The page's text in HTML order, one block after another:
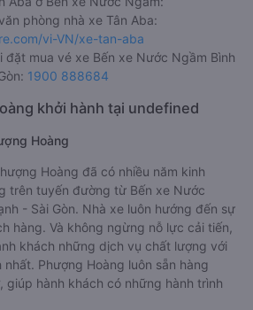
phòng nhà xe Tân Aba:
vi-VN/xe-tan-aba
đặt mua vé xe Bến xe Nước Ngầm Bình
1900 888684
khởi hành tại undefined
Hoàng
Hoàng đã có nhiều năm kinh
trên tuyến đường từ Bến xe Nước
- Sài Gòn. Nhà xe luôn hướng đến sự
hàng. Và không ngừng nỗ lực cải tiến,
khách những dịch vụ chất lượng với
Phượng Hoàng luôn sẵn hàng
giúp hành khách có những hành trình